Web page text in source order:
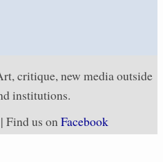
critique, new media outside
institutions.
| Find us onFacebook